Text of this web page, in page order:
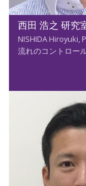
西田 浩之 研究
NISHIDA Hiroyuki,
流れのコントロー